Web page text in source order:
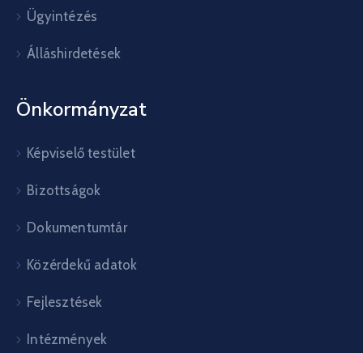
Ügyintézés
Álláshirdetések
Önkormányzat
Képviselő testület
Bizottságok
Dokumentumtár
Közérdekű adatok
Fejlesztések
Intézmények